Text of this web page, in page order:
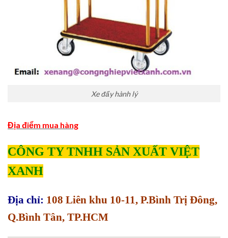
Xe đẩy hành lý
Địa điểm mua hàng
CÔNG TY TNHH SẢN XUẤT VIỆT
XANH
Địa chỉ: 108 Liên khu 10-11, P.Bình Trị Đông,
Q.Bình Tân, TP.HCM